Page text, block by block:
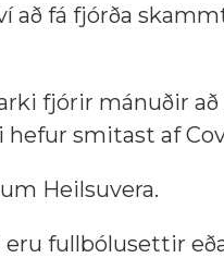
að fá fjórða
fjórir mánuðir að
smitast af
Heilsuvera.
fullbólusettir